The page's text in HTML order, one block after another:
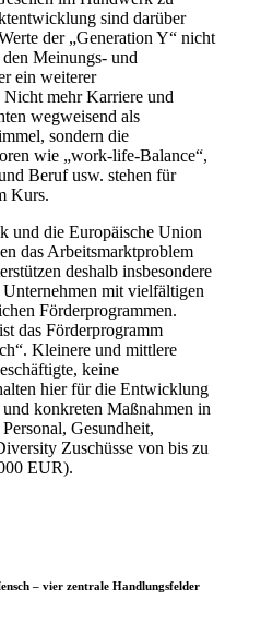
sind darüber
der „Generation Y“ nicht
Meinungs- und
ein weiterer
Nicht mehr Karriere und
wegweisend als
sondern die
wie „work-life-Balance“,
Beruf usw. stehen für
Kurs.
und die Europäische Union
das Arbeitsmarktproblem
deshalb insbesondere
mit vielfältigen
Förderprogrammen.
das Förderprogramm
Kleinere und mittlere
keine
hier für die Entwicklung
konkreten Maßnahmen in
Gesundheit,
Zuschüsse von bis zu
EUR).
– vier zentrale Handlungsfelder